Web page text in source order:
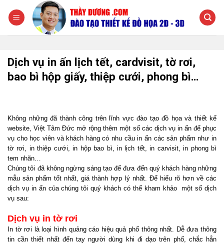
đến
Dịch vụ in ấn lịch tết, cardvisit, tờ rơi,
bao bì hộp giấy, thiệp cưới, phong bì…
Không những đã thành công trên lĩnh vực đào tạo đồ họa và thiết kế
website, Việt Tâm Đức mở rộng thêm một số các dịch vụ in ấn để phục
vụ cho học viên và khách hàng có nhu cầu in ấn các sản phẩm như in
tờ rơi, in thiệp cưới, in hộp bao bì, in lịch tết, in carvisit, in phong bì
tem nhãn…
Chúng tôi đã không ngừng sáng tạo để đưa đến quý khách hàng những
mẫu sản phẩm tốt nhất, giá thành hợp lý nhất. Để hiểu rõ hơn về các
dịch vụ in ấn của chúng tôi quý khách có thể kham khảo một số dịch
vụ sau:
Dịch vụ in tờ rơi
In tờ rơi là loại hình quảng cáo hiệu quả phổ thông nhất. Dễ đưa thông
tin cần thiết nhất đến tay người dùng khi đi dạo trên phố, chắc hẳn